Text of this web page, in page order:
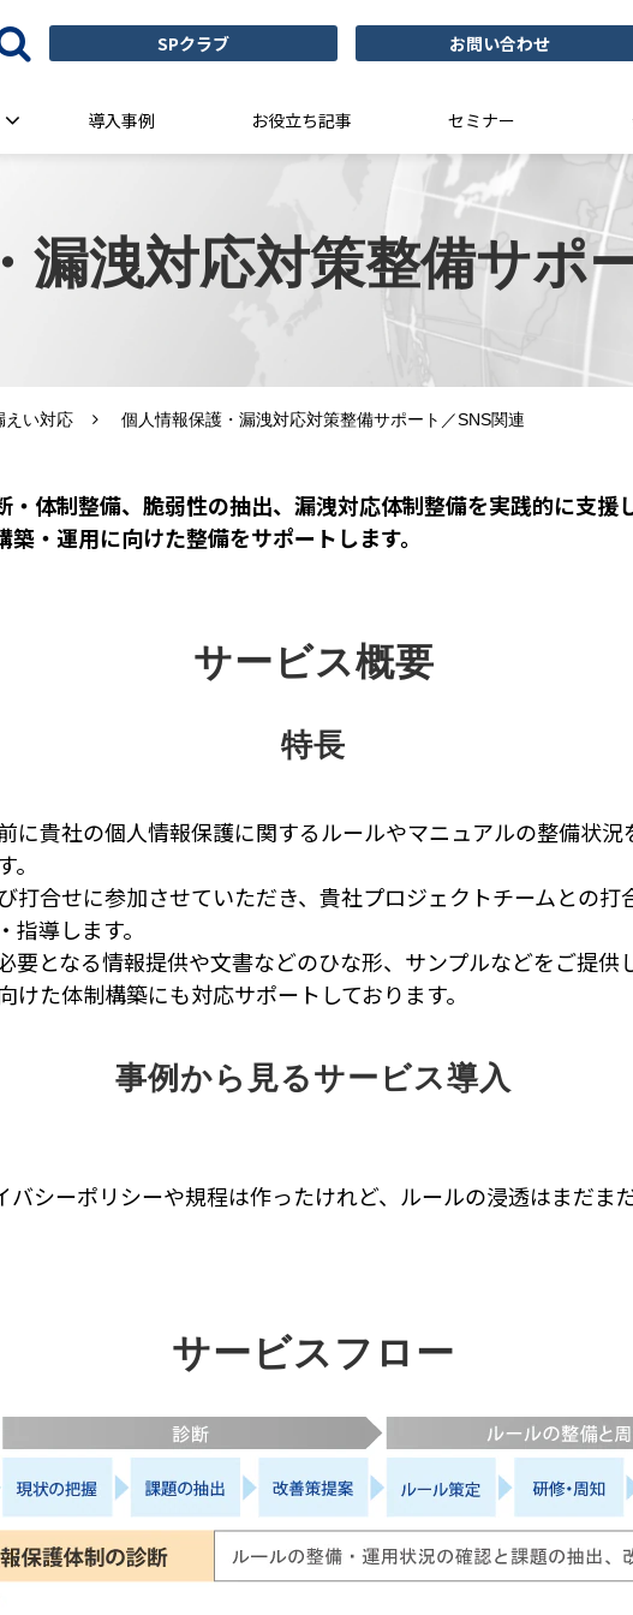
SPクラブ お問い合わせ
導入事例 お役立ち記事 セミナー
漏洩対応対策整備サポ
えい対応 個人情報保護・漏洩対応対策整備サポート／SNS関連
体制整備、脆弱性の抽出、漏洩対応体制整備を実践的に支援
・運用に向けた整備をサポートします。
サービス概要
特長
に貴社の個人情報保護に関するルールやマニュアルの整備状況
打合せに参加させていただき、貴社プロジェクトチームとの
導します。
要となる情報提供や文書などのひな形、サンプルなどをご提供
けた体制構築にも対応サポートしております。
事例から見るサービス導入
シーポリシーや規程は作ったけれど、ルールの浸透はまだま
サービスフロー